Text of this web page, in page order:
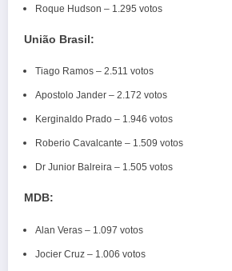
Roque Hudson – 1.295 votos
União Brasil:
Tiago Ramos – 2.511 votos
Apostolo Jander – 2.172 votos
Kerginaldo Prado – 1.946 votos
Roberio Cavalcante – 1.509 votos
Dr Junior Balreira – 1.505 votos
MDB:
Alan Veras – 1.097 votos
Jocier Cruz – 1.006 votos